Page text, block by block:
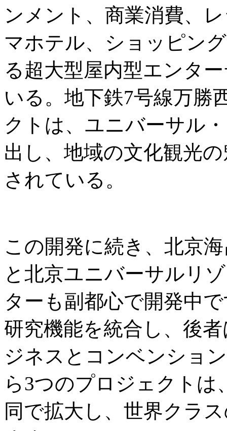
ンメント、商業消費、
マホテル、ショッピン
る超大型屋内型エンタ
いる。地下鉄7号線万勝
クトは、ユニバーサル
出し、地域の文化観光
されている。
この開発に続き、北京
と北京ユニバーサルリ
ターも副都心で開発中
研究機能を統合し、後
ジネスとコンベンショ
ら3つのプロジェクトは
同で拡大し、世界クラ